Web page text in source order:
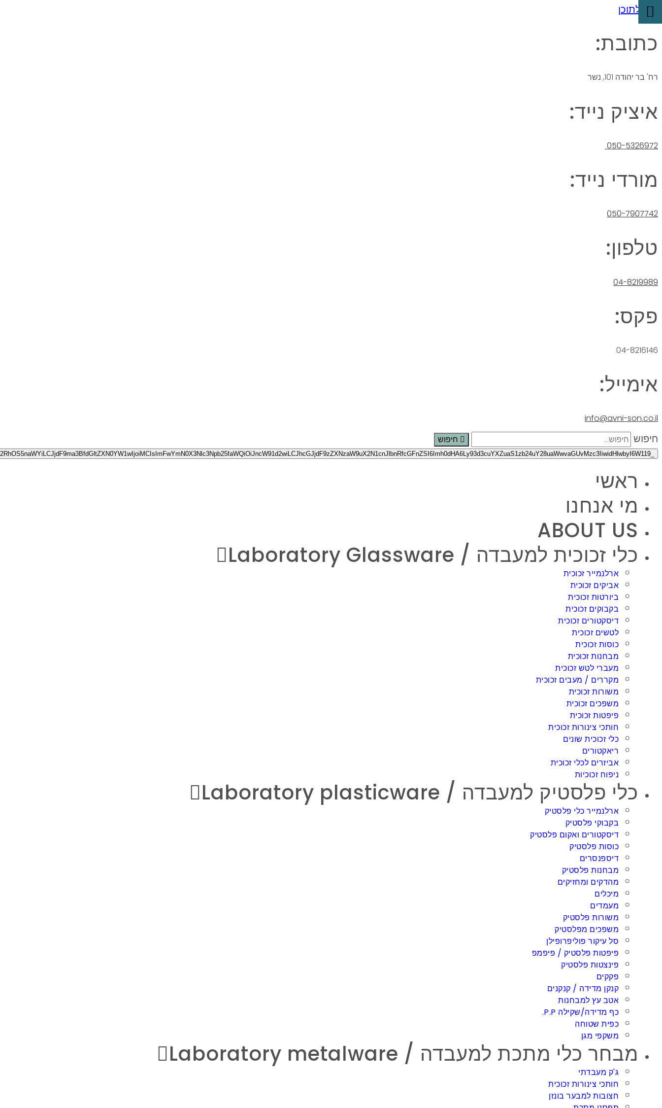
דלג לתוכן
כתובת:
רח' בר יהודה 101, נשר
איציק נייד:
050-5326972
מורדי נייד:
050-7907742
טלפון:
04-8219989
פקס:
04-8216146
אימייל:
info@avni-son.co.il
חיפוש חיפוש
ראשי
מי אנחנו
ABOUT US
כלי זכוכית למעבדה / Laboratory Glassware
ארלנמייר זכוכית
אביקים זכוכית
ביורטות זכוכית
בקבוקים זכוכית
דיסקטורים זכוכית
לטשים זכוכית
כוסות זכוכית
מבחנות זכוכית
מעברי לטש זכוכית
מקררים / מעבים זכוכית
משורות זכוכית
משפכים זכוכית
פיפטות זכוכית
חותכי צינורות זכוכית
כלי זכוכית שונים
ריאקטורים
אביזרים לכלי זכוכית
ניפוח זכוכיות
כלי פלסטיק למעבדה / Laboratory plasticware
ארלנמייר כלי פלסטיק
בקבוקי פלסטיק
דיסקטורים ואקום פלסטיק
כוסות פלסטיק
דיספנסרים
מבחנות פלסטיק
מהדקים ומחזיקים
מיכלים
מעמדים
משורות פלסטיק
משפכים מפלסטיק
סל עיקור פוליפרופילן
פיפטות פלסטיק / פיפמפ
פינצטות פלסטיק
פקקים
קנקן מדידה / קנקנים
אטב עץ למבחנות
כף מדידה/שקילה P.P.
כפית שטוחה
משקפי מגן
מבחר כלי מתכת למעבדה / Laboratory metalware
ג'ק מעבדתי
חותכי צינורות זכוכית
חצובות למבער בונזן